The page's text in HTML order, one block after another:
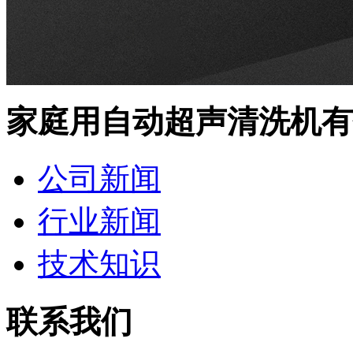
家庭用自动超声清洗机
公司新闻
行业新闻
技术知识
联系我们